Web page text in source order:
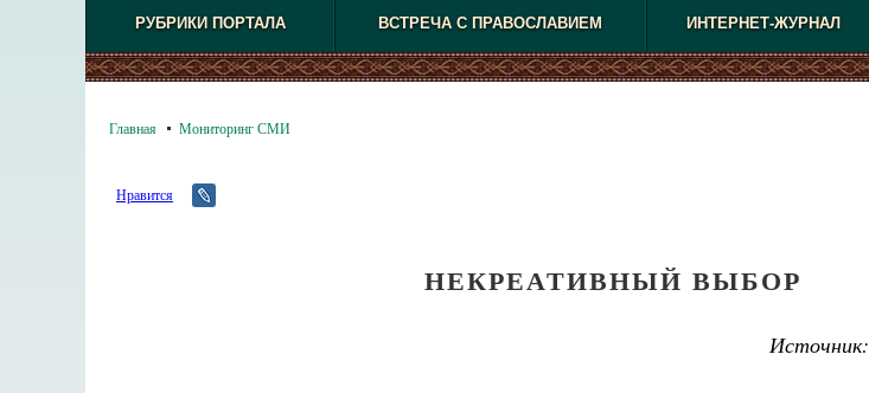
РУБРИКИ ПОРТАЛА ВСТРЕЧА С ПРАВОСЛАВИЕМ ИНТЕРНЕТ-ЖУРНАЛ
Главная Мониторинг СМИ
Нравится
НЕКРЕАТИВНЫЙ ВЫБОР
Источник: